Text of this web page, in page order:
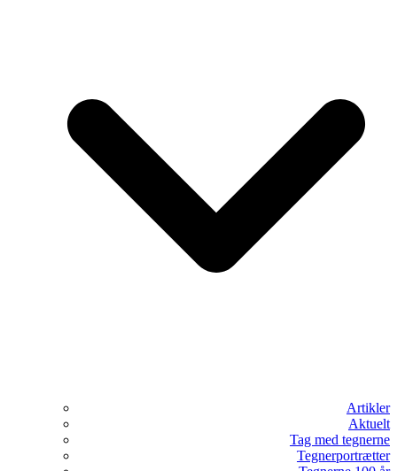
Artikler
Aktuelt
Tag med tegnerne
Tegnerportrætter